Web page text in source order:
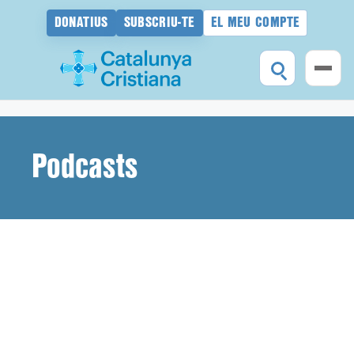
DONATIUS SUBSCRIU-TE EL MEU COMPTE
Podcasts